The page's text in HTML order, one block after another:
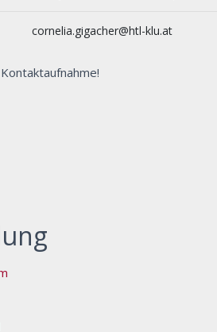
cornelia.gigacher@htl-klu.at